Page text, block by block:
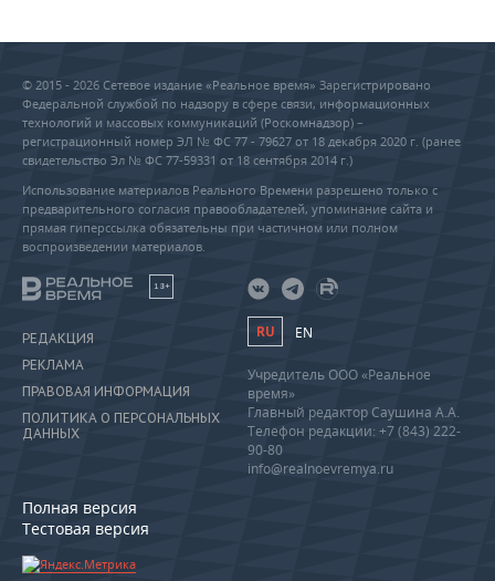
© 2015 - 2026 Сетевое издание «Реальное время» Зарегистрировано
Федеральной службой по надзору в сфере связи, информационных
технологий и массовых коммуникаций (Роскомнадзор) –
регистрационный номер ЭЛ № ФС 77 - 79627 от 18 декабря 2020 г. (ранее
свидетельство Эл № ФС 77-59331 от 18 сентября 2014 г.)
Использование материалов Реального Времени разрешено только с
предварительного согласия правообладателей, упоминание сайта и
прямая гиперссылка обязательны при частичном или полном
воспроизведении материалов.
18+
РЕДАКЦИЯ
РЕКЛАМА
ПРАВОВАЯ ИНФОРМАЦИЯ
ПОЛИТИКА О ПЕРСОНАЛЬНЫХ
ДАННЫХ
Полная версия
Тестовая версия
RU EN
Учредитель ООО «Реальное
время»
Главный редактор Саушина А.А.
Телефон редакции: +7 (843) 222-
90-80
info@realnoevremya.ru